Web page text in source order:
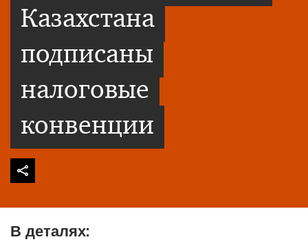
Казахстана
подписаны
налоговые
конвенции
В деталях: